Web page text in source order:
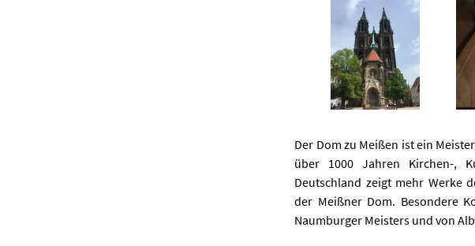
Der Dom zu Meißen ist ein
über 1000 Jahren Kirchen-,
Deutschland zeigt mehr Werke
der Meißner Dom. Besondere
Naumburger Meisters und von